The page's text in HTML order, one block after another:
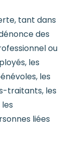
tant dans
des
ou
les
les
traitants, les
liées